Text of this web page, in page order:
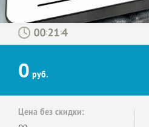
: :
0 руб.
Цена без скидки: